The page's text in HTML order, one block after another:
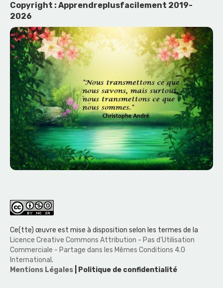
Copyright : Apprendreplusfacilement 2019-
2026
Ce(tte) œuvre est mise à disposition selon les termes de la
Licence Creative Commons Attribution - Pas d’Utilisation
Commerciale - Partage dans les Mêmes Conditions 4.0
International .
Mentions Légales
| Politique de confidentialité